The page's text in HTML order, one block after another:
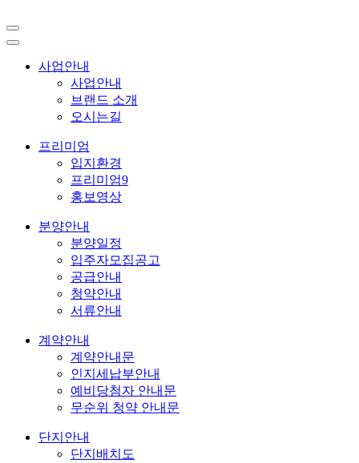
사업안내
사업안내
브랜드 소개
오시는길
프리미엄
입지환경
프리미엄9
홍보영상
분양안내
분양일정
입주자모집공고
공급안내
청약안내
서류안내
계약안내
계약안내문
인지세납부안내
예비당첨자 안내문
무순위 청약 안내문
단지안내
단지배치도